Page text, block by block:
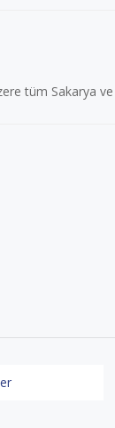
tüm Sakarya